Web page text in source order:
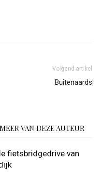
Volgend artikel
Buitenaards
MEER VAN DEZE AUTEUR
fietsbridgedrive van